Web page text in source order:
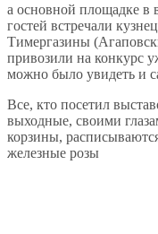
а основной площадке в
гостей встречали
Тимергазины
привозили на конкурс
можно было увидеть и
Все, кто посетил
выходные, своими
корзины,
железные розы